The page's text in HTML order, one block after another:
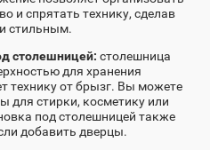
и спрятать технику, сделав
стильным.
столешницей: столешница
для хранения
технику от брызг. Вы можете
для стирки, косметику или
под столешницей также
добавить дверцы.